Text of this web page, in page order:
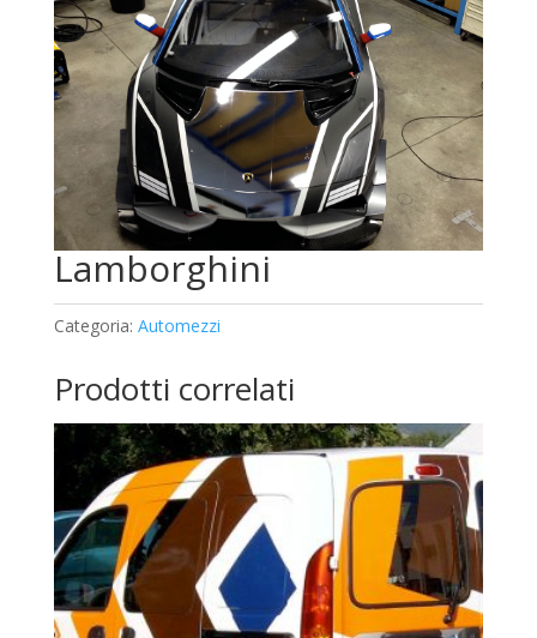
Lamborghini
Categoria: Automezzi
Prodotti correlati